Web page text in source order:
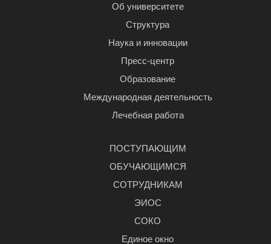
Об университете
Структура
Наука и инновации
Пресс-центр
Образование
Международная деятельность
Лечебная работа
ПОСТУПАЮЩИМ
ОБУЧАЮЩИМСЯ
СОТРУДНИКАМ
ЭИОС
СОКО
Единое окно